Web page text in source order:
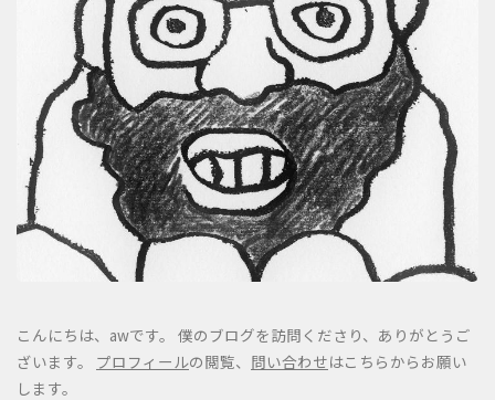
こんにちは、awです。 僕のブログを訪問くださり、ありがとうご
ざいます。 プロフィールの閲覧、 問い合わせはこちらからお願い
します。